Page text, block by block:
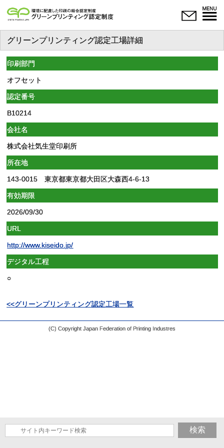
グリーンプリンティング認定工場詳細
印刷部門
オフセット
認定番号
B10214
会社名
株式会社気生堂印刷所
所在地
143-0015 東京都東京都大田区大森西4-6-13
有効期限
2026/09/30
URL
http://www.kiseido.jp/
デジタル工程
○
<<グリーンプリンティング認定工場一覧
(C) Copyright Japan Federation of Printing Industres